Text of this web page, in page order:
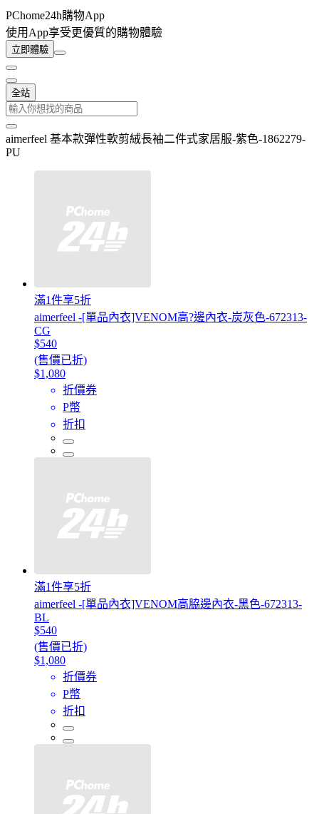
PChome24h購物App
使用App享受更優質的購物體驗
立即體驗
全站
aimerfeel 基本款彈性軟剪絨長袖二件式家居服-紫色-1862279-
PU
滿1件享5折
aimerfeel -[單品內衣]VENOM高?邊內衣-炭灰色-672313-
CG
$540
(售價已折)
$1,080
折價券
P幣
折扣
滿1件享5折
aimerfeel -[單品內衣]VENOM高脇邊內衣-黑色-672313-
BL
$540
(售價已折)
$1,080
折價券
P幣
折扣